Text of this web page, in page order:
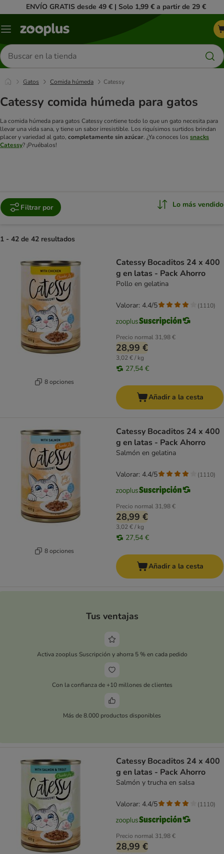
ENVÍO GRATIS desde 49 € | Solo 1,99 € a partir de 29 €
Menú
Buscar
productos
Gatos Comida húmeda Catessy
Catessy comida húmeda para gatos
La comida húmeda para gatos Catessy contiene todo lo que un gato necesita para
llevar una vida sana, y tiene un sabor irresistible. Los riquísimos surtidos brindan
placer y variedad al gato, completamente sin azúcar. ¿Ya conoces los snacks
Catessy? ¡Pruébalos!
Filtrar por Lo más vendido
1 - 42 de 42 resultados
8 opciones
Catessy Bocaditos 24 x 400
g en latas - Pack Ahorro
Pollo en gelatina
Precio normal 31,98 €
28,99 €
3,02 € / kg
27,54 €
Valorar: 4.4/5 (1110)
Añadir a la cesta
8 opciones
Catessy Bocaditos 24 x 400
g en latas - Pack Ahorro
Salmón en gelatina
Precio normal 31,98 €
28,99 €
3,02 € / kg
27,54 €
Valorar: 4.4/5 (1110)
Añadir a la cesta
Tus ventajas
Activa zooplus Suscripción y ahorra 5 % en cada pedido
Con la confianza de +10 millones de clientes
Más de 8.000 productos disponibles
Catessy Bocaditos 24 x 400
g en latas - Pack Ahorro
Salmón y trucha en salsa
Precio normal 31,98 €
28,99 €
Valorar: 4.4/5 (1110)